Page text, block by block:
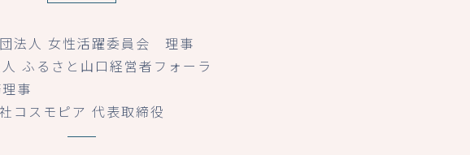
団法人 女性活躍委員会 理事
人 ふるさと山口経営者フォーラ
事
コスモピア 代表取締役